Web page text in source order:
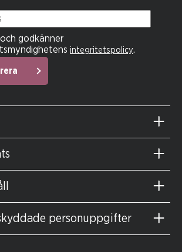
godkänner
integritetspolicy.
personuppgifter